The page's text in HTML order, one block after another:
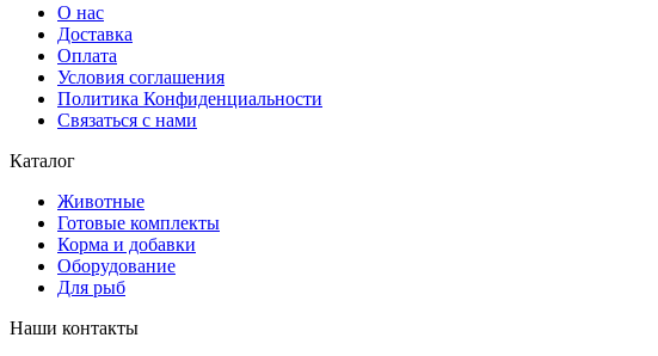
О нас
Доставка
Оплата
Условия соглашения
Политика Конфиденциальности
Связаться с нами
Каталог
Животные
Готовые комплекты
Корма и добавки
Оборудование
Для рыб
Наши контакты